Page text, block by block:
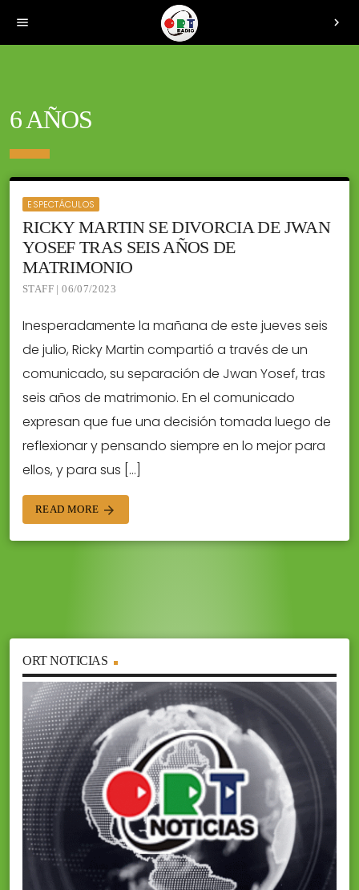
menu chevron_right
6 AÑOS
ESPECTÁCULOS
RICKY MARTIN SE DIVORCIA DE JWAN
YOSEF TRAS SEIS AÑOS DE
MATRIMONIO
STAFF | 06/07/2023
Inesperadamente la mañana de este jueves seis
de julio, Ricky Martin compartió a través de un
comunicado, su separación de Jwan Yosef, tras
seis años de matrimonio. En el comunicado
expresan que fue una decisión tomada luego de
reflexionar y pensando siempre en lo mejor para
ellos, y para sus […]
READ MORE arrow_forward
ORT NOTICIAS